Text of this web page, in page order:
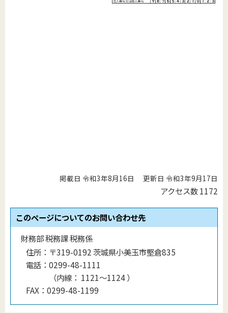
掲載日 令和3年8月16日 更新日 令和3年9月17日
アクセス数1172
このページについてのお問い合わせ先
財務部 税務課 税務係
住所： 〒319-0192 茨城県小美玉市堅倉835
電話： 0299-48-1111
（内線 ： 1121〜1124）
FAX： 0299-48-1199